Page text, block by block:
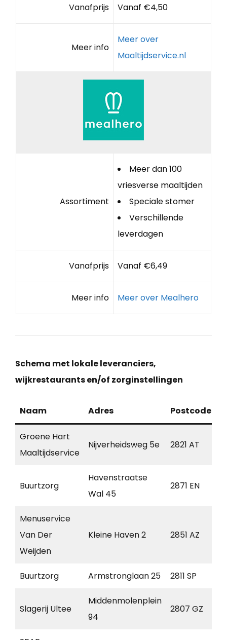
Vanafprijs Vanaf €4,50
Meer info
Meer over
Maaltijdservice.nl
Assortiment
Meer dan 100
vriesverse maaltijden
Speciale stomer
Verschillende
leverdagen
Vanafprijs Vanaf €6,49
Meer info Meer over Mealhero
Schema met lokale leveranciers,
wijkrestaurants en/of zorginstellingen
Naam Adres Postcode
Groene Hart
Maaltijdservice
Nijverheidsweg 5e 2821 AT
Buurtzorg
Havenstraatse
Wal 45
2871 EN
Menuservice
Van Der
Weijden
Kleine Haven 2 2851 AZ
Buurtzorg Armstronglaan 25 2811 SP
Slagerij Ultee
Middenmolenplein
94
2807 GZ